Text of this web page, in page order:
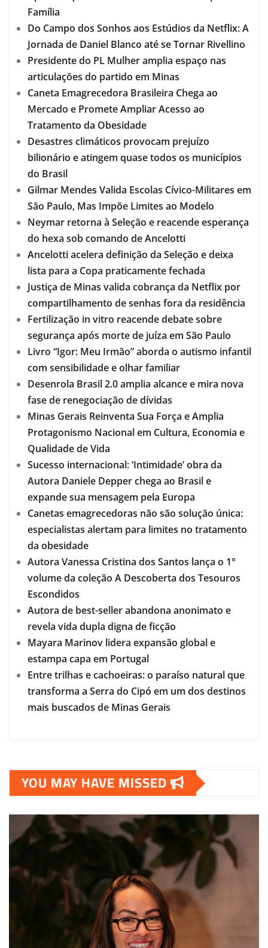
Família
Do Campo dos Sonhos aos Estúdios da Netflix: A
Jornada de Daniel Blanco até se Tornar Rivellino
Presidente do PL Mulher amplia espaço nas
articulações do partido em Minas
Caneta Emagrecedora Brasileira Chega ao
Mercado e Promete Ampliar Acesso ao
Tratamento da Obesidade
Desastres climáticos provocam prejuízo
bilionário e atingem quase todos os municípios
do Brasil
Gilmar Mendes Valida Escolas Cívico-Militares em
São Paulo, Mas Impõe Limites ao Modelo
Neymar retorna à Seleção e reacende esperança
do hexa sob comando de Ancelotti
Ancelotti acelera definição da Seleção e deixa
lista para a Copa praticamente fechada
Justiça de Minas valida cobrança da Netflix por
compartilhamento de senhas fora da residência
Fertilização in vitro reacende debate sobre
segurança após morte de juíza em São Paulo
Livro “Igor: Meu Irmão” aborda o autismo infantil
com sensibilidade e olhar familiar
Desenrola Brasil 2.0 amplia alcance e mira nova
fase de renegociação de dívidas
Minas Gerais Reinventa Sua Força e Amplia
Protagonismo Nacional em Cultura, Economia e
Qualidade de Vida
Sucesso internacional: ‘Intimidade’ obra da
Autora Daniele Depper chega ao Brasil e
expande sua mensagem pela Europa
Canetas emagrecedoras não são solução única:
especialistas alertam para limites no tratamento
da obesidade
Autora Vanessa Cristina dos Santos lança o 1°
volume da coleção A Descoberta dos Tesouros
Escondidos
Autora de best-seller abandona anonimato e
revela vida dupla digna de ficção
Mayara Marinov lidera expansão global e
estampa capa em Portugal
Entre trilhas e cachoeiras: o paraíso natural que
transforma a Serra do Cipó em um dos destinos
mais buscados de Minas Gerais
YOU MAY HAVE MISSED